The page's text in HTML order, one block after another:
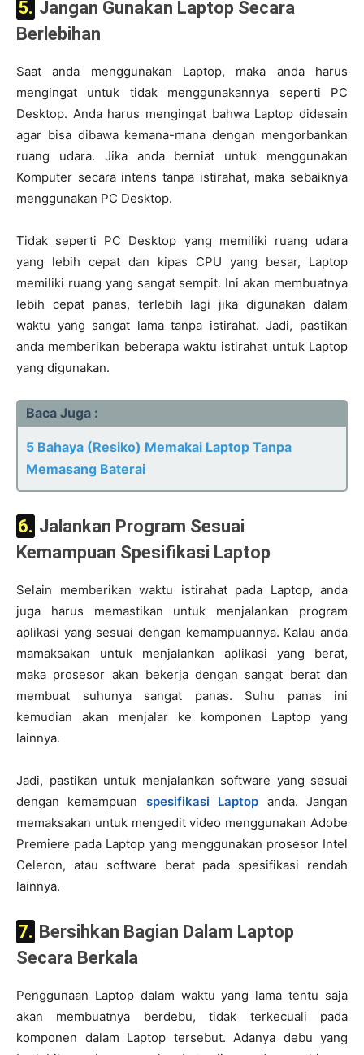
5. Jangan Gunakan Laptop Secara
Berlebihan
Saat anda menggunakan Laptop, maka anda harus
mengingat untuk tidak menggunakannya seperti PC
Desktop. Anda harus mengingat bahwa Laptop didesain
agar bisa dibawa kemana-mana dengan mengorbankan
ruang udara. Jika anda berniat untuk menggunakan
Komputer secara intens tanpa istirahat, maka sebaiknya
menggunakan PC Desktop.
Tidak seperti PC Desktop yang memiliki ruang udara
yang lebih cepat dan kipas CPU yang besar, Laptop
memiliki ruang yang sangat sempit. Ini akan membuatnya
lebih cepat panas, terlebih lagi jika digunakan dalam
waktu yang sangat lama tanpa istirahat. Jadi, pastikan
anda memberikan beberapa waktu istirahat untuk Laptop
yang digunakan.
Baca Juga :
5 Bahaya (Resiko) Memakai Laptop Tanpa
Memasang Baterai
6. Jalankan Program Sesuai
Kemampuan Spesifikasi Laptop
Selain memberikan waktu istirahat pada Laptop, anda
juga harus memastikan untuk menjalankan program
aplikasi yang sesuai dengan kemampuannya. Kalau anda
mamaksakan untuk menjalankan aplikasi yang berat,
maka prosesor akan bekerja dengan sangat berat dan
membuat suhunya sangat panas. Suhu panas ini
kemudian akan menjalar ke komponen Laptop yang
lainnya.
Jadi, pastikan untuk menjalankan software yang sesuai
dengan kemampuan spesifikasi Laptop anda. Jangan
memaksakan untuk mengedit video menggunakan Adobe
Premiere pada Laptop yang menggunakan prosesor Intel
Celeron, atau software berat pada spesifikasi rendah
lainnya.
7. Bersihkan Bagian Dalam Laptop
Secara Berkala
Penggunaan Laptop dalam waktu yang lama tentu saja
akan membuatnya berdebu, tidak terkecuali pada
komponen dalam Laptop tersebut. Adanya debu yang